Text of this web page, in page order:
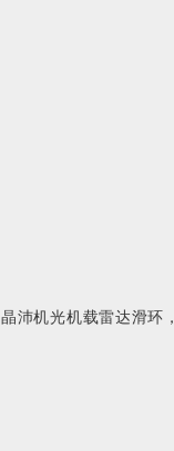
晶沛机光机载雷达滑环